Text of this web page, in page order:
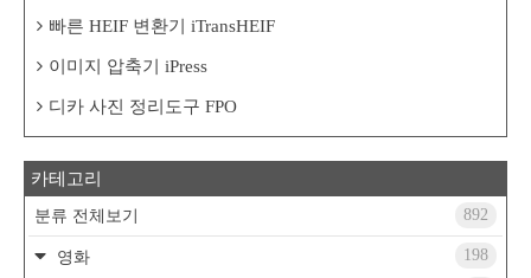
빠른 HEIF 변환기 iTransHEIF
이미지 압축기 iPress
디카 사진 정리도구 FPO
카테고리
분류 전체보기 892
영화
198